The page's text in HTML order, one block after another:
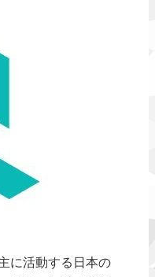
に活動する日本の